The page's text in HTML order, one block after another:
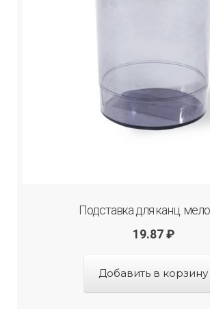
Подставка для канц.
19.87 ₽
Добавить в корзину